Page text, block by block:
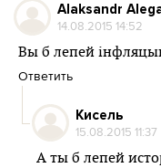
Alaksandr
14.08.2015 14:52
Вы б лепей
Ответить
Кисель
15.08.2015 11:37
А ты б лепей